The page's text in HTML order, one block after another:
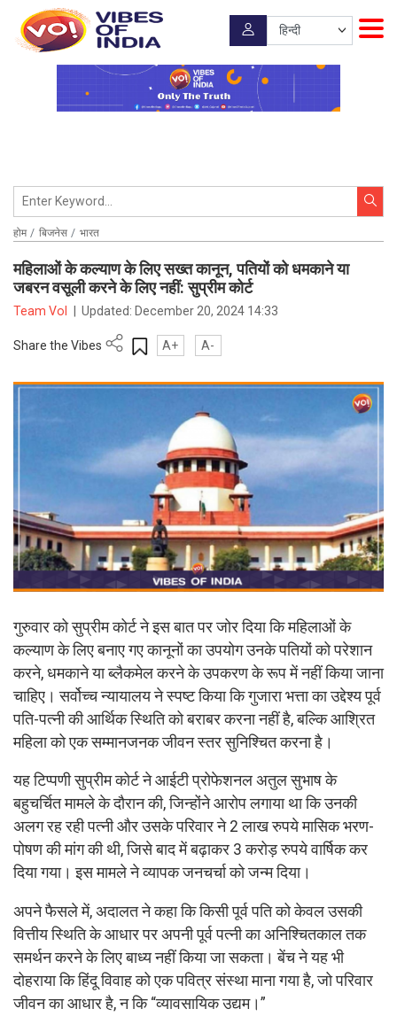
होम बिजनेस भारत
महिलाओं के कल्याण के लिए सख्त कानून, पतियों को धमकाने या
जबरन वसूली करने के लिए नहीं: सुप्रीम कोर्ट
Team VoI Updated: December 20, 2024 14:33
Share the Vibes A+ A-
गुरुवार को सुप्रीम कोर्ट ने इस बात पर जोर दिया कि महिलाओं के
कल्याण के लिए बनाए गए कानूनों का उपयोग उनके पतियों को परेशान
करने, धमकाने या ब्लैकमेल करने के उपकरण के रूप में नहीं किया जाना
चाहिए। सर्वोच्च न्यायालय ने स्पष्ट किया कि गुजारा भत्ता का उद्देश्य पूर्व
पति-पत्नी की आर्थिक स्थिति को बराबर करना नहीं है, बल्कि आश्रित
महिला को एक सम्मानजनक जीवन स्तर सुनिश्चित करना है।
यह टिप्पणी सुप्रीम कोर्ट ने आईटी प्रोफेशनल अतुल सुभाष के
बहुचर्चित मामले के दौरान की, जिन्होंने आरोप लगाया था कि उनकी
अलग रह रही पत्नी और उसके परिवार ने 2 लाख रुपये मासिक भरण-
पोषण की मांग की थी, जिसे बाद में बढ़ाकर 3 करोड़ रुपये वार्षिक कर
दिया गया। इस मामले ने व्यापक जनचर्चा को जन्म दिया।
अपने फैसले में, अदालत ने कहा कि किसी पूर्व पति को केवल उसकी
वित्तीय स्थिति के आधार पर अपनी पूर्व पत्नी का अनिश्चितकाल तक
समर्थन करने के लिए बाध्य नहीं किया जा सकता। बेंच ने यह भी
दोहराया कि हिंदू विवाह को एक पवित्र संस्था माना गया है, जो परिवार
जीवन का आधार है, न कि “व्यावसायिक उद्यम।”